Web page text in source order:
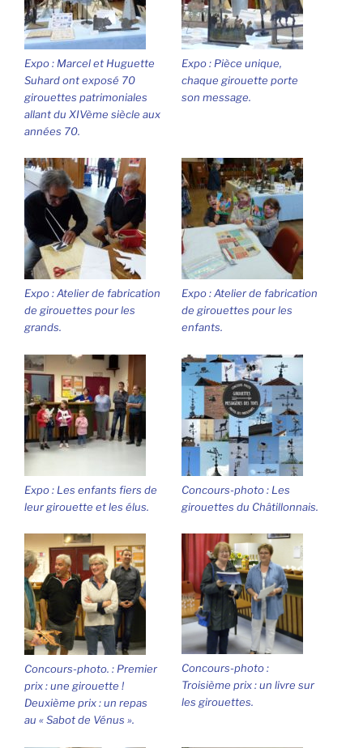
Expo : Marcel et Huguette
Suhard ont exposé 70
girouettes patrimoniales
allant du XIVème siècle aux
années 70.
Expo : Pièce unique,
chaque girouette porte
son message.
Expo : Atelier de fabrication
de girouettes pour les
grands.
Expo : Atelier de fabrication
de girouettes pour les
enfants.
Expo : Les enfants fiers de
leur girouette et les élus.
Concours-photo : Les
girouettes du Châtillonnais.
Concours-photo. : Premier
prix : une girouette !
Deuxième prix : un repas
au « Sabot de Vénus ».
Concours-photo :
Troisième prix : un livre sur
les girouettes.